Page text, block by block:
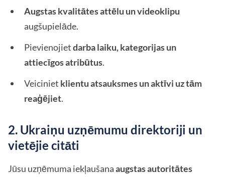
Augstas kvalitātes attēlu un videoklipu
augšupielāde.
Pievienojietdarba laiku, kategorijas un
attiecīgos atribūtus.
Veiciniet klientu atsauksmes un aktīvi uz tām
reaģējiet.
2. Ukraiņu uzņēmumu direktoriji un
vietējie citāti
Jūsu uzņēmuma iekļaušanaaugstas autoritātes